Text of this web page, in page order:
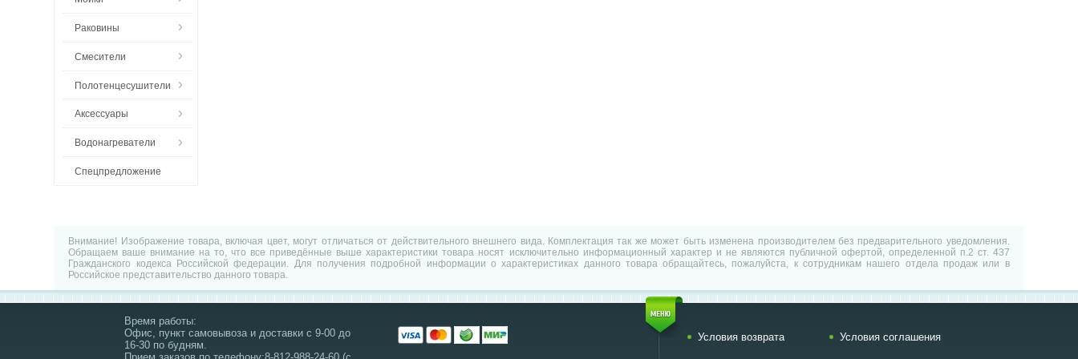
Раковины
Смесители
Полотенцесушители
Аксессуары
Водонагреватели
Спецпредложение
Внимание! Изображение товара, включая цвет, могут отличаться от действительного внешнего вида. Комплектация так же может быть изменена производителем без предварительного уведомления.
Обращаем ваше внимание на то, что все приведённые выше характеристики товара носят исключительно информационный характер и не являются публичной офертой, определенной п.2 ст. 437
Гражданского кодекса Российской федерации. Для получения подробной информации о характеристиках данного товара обращайтесь, пожалуйста, к сотрудникам нашего отдела продаж или в
Российское представительство данного товара.
Время работы:
Офис, пункт самовывоза и доставки с 9-00 до
16-30 по будням.
Условия возврата Условия соглашения